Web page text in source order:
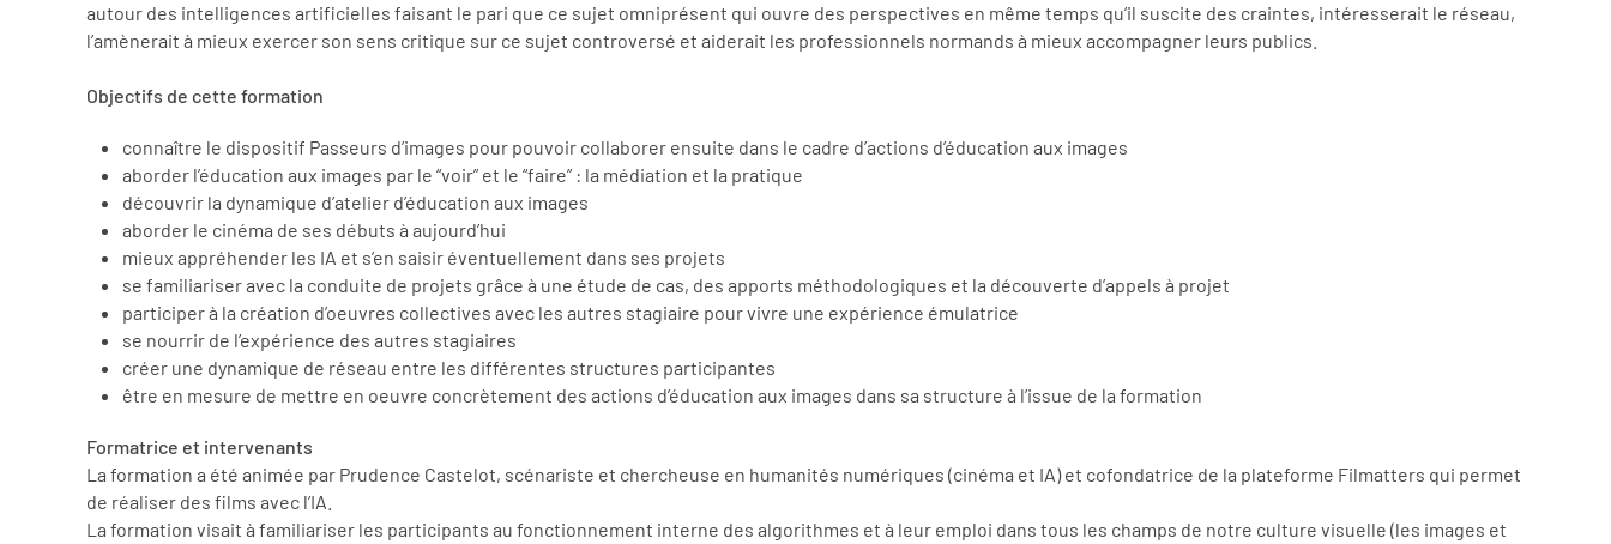
autour des intelligences artificielles faisant le pari que ce sujet omniprésent qui ouvre des perspectives en même temps qu’il suscite des craintes, intéresserait le réseau,
l’amènerait à mieux exercer son sens critique sur ce sujet controversé et aiderait les professionnels normands à mieux accompagner leurs publics.
Objectifs de cette formation
connaître le dispositif Passeurs d’images pour pouvoir collaborer ensuite dans le cadre d’actions d’éducation aux images
aborder l’éducation aux images par le “voir” et le “faire” : la médiation et la pratique
découvrir la dynamique d’atelier d’éducation aux images
aborder le cinéma de ses débuts à aujourd’hui
mieux appréhender les IA et s’en saisir éventuellement dans ses projets
se familiariser avec la conduite de projets grâce à une étude de cas, des apports méthodologiques et la découverte d’appels à projet
participer à la création d’oeuvres collectives avec les autres stagiaire pour vivre une expérience émulatrice
se nourrir de l’expérience des autres stagiaires
créer une dynamique de réseau entre les différentes structures participantes
être en mesure de mettre en oeuvre concrètement des actions d’éducation aux images dans sa structure à l’issue de la formation
Formatrice et intervenants
La formation a été animée par Prudence Castelot, scénariste et chercheuse en humanités numériques (cinéma et IA) et cofondatrice de la plateforme Filmatters qui permet
de réaliser des films avec l’IA.
La formation visait à familiariser les participants au fonctionnement interne des algorithmes et à leur emploi dans tous les champs de notre culture visuelle (les images et